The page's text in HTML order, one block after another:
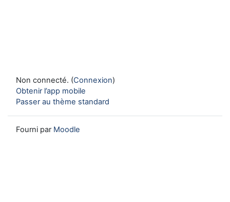
Non connecté. (Connexion)
Obtenir l’app mobile
Passer au thème standard
Fourni par Moodle